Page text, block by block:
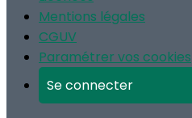
Mentions légales
CGUV
Paramétrer vos cookies
Se connecter